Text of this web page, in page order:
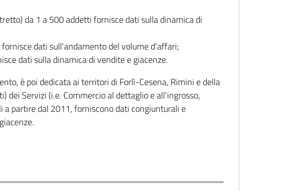
da 1 a 500 addetti fornisce dati sulla dinamica di
dati sull'andamento del volume d'affari;
dati sulla dinamica di vendite e giacenze.
è poi dedicata ai territori di Forlì-Cesena, Rimini e della
Servizi (i.e. Commercio al dettaglio e all’ingrosso,
a partire dal 2011, forniscono dati congiunturali e